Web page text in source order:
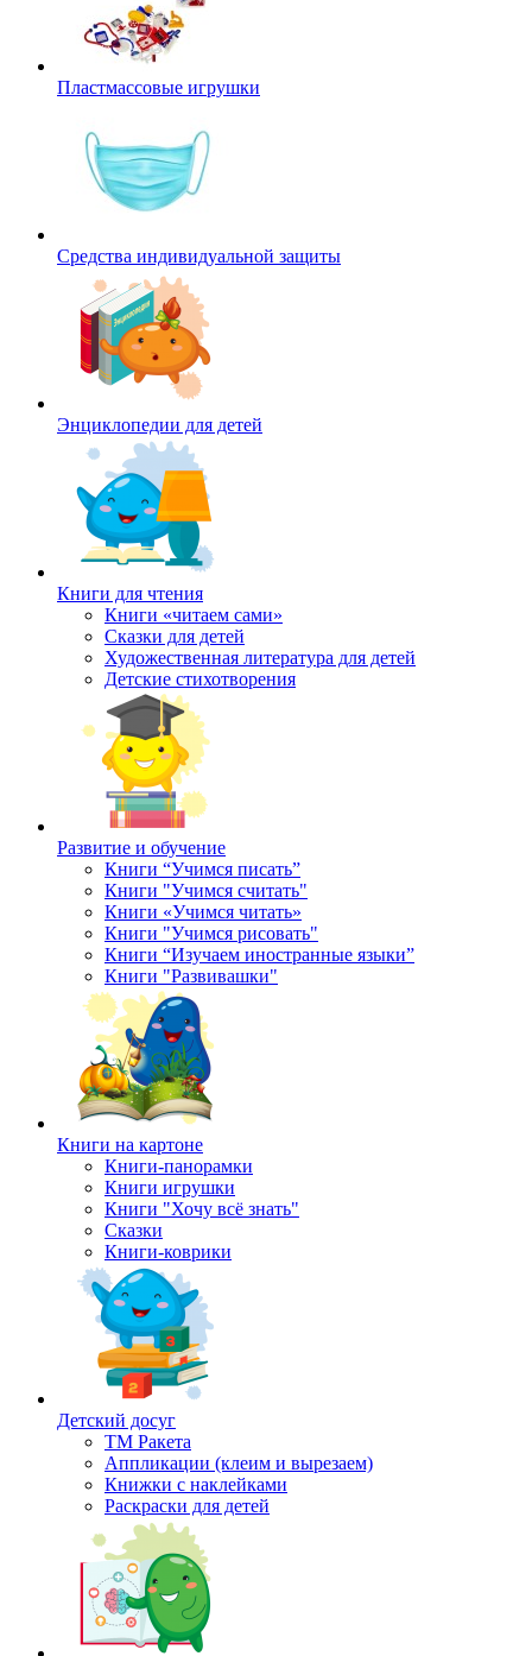
Пластмассовые игрушки
Средства индивидуальной защиты
Энциклопедии для детей
Книги для чтения
Книги «читаем сами»
Сказки для детей
Художественная литература для детей
Детские стихотворения
Развитие и обучение
Книги “Учимся писать”
Книги "Учимся считать"
Книги «Учимся читать»
Книги "Учимся рисовать"
Книги “Изучаем иностранные языки”
Книги "Развивашки"
Книги на картоне
Книги-панорамки
Книги игрушки
Книги "Хочу всё знать"
Сказки
Книги-коврики
Детский досуг
ТМ Ракета
Аппликации (клеим и вырезаем)
Книжки с наклейками
Раскраски для детей